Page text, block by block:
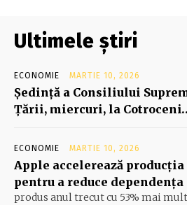
Ultimele știri
ECONOMIE MARTIE 10, 2026
Şedinţă a Consiliului
Ţării, miercuri, la
ECONOMIE MARTIE 10, 2026
Apple accelerează
pentru a reduce dependența
produs anul trecut cu 53% mai